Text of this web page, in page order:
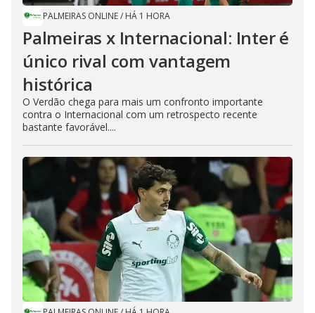
PALMEIRAS ONLINE/ HÁ 1 HORA
Palmeiras x Internacional: Inter é
único rival com vantagem
histórica
O Verdão chega para mais um confronto importante
contra o Internacional com um retrospecto recente
bastante favorável....